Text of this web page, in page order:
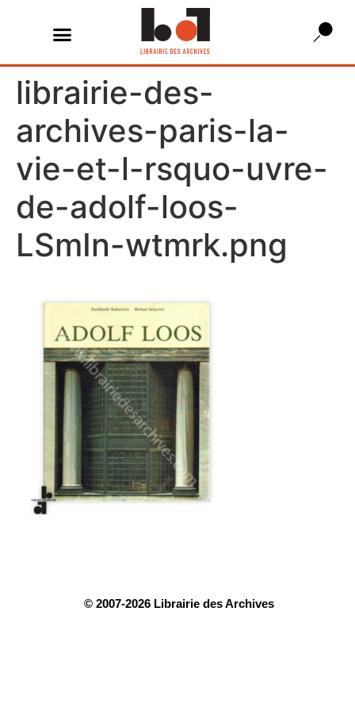
librairie-des-
archives-paris-la-
vie-et-l-rsquo-uvre-
de-adolf-loos-
LSmIn-wtmrk.png
© 2007-2026 Librairie des Archives